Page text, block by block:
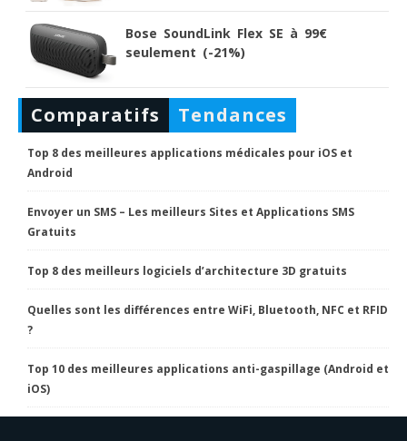
Bose SoundLink Flex SE à 99€
seulement (-21%)
Comparatifs Tendances
Top 8 des meilleures applications médicales pour iOS et
Android
Envoyer un SMS – Les meilleurs Sites et Applications SMS
Gratuits
Top 8 des meilleurs logiciels d’architecture 3D gratuits
Quelles sont les différences entre WiFi, Bluetooth, NFC et RFID
?
Top 10 des meilleures applications anti-gaspillage (Android et
iOS)